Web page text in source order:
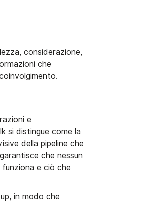
considerazione,
che
e
si distingue come la
della pipeline che
che nessun
e ciò che
in modo che